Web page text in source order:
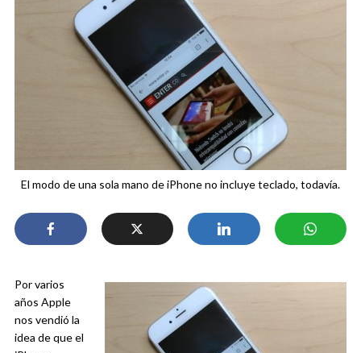
El modo de una sola mano de iPhone no incluye teclado, todavía.
Por varios
años Apple
nos vendió la
idea de que el